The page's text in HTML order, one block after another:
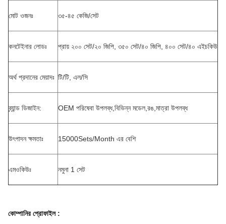
মোট ওজনঃ ৩৫-৪৫ কেজি/সেট
কনটেইনার লোডঃ প্রায় ২০০ সেট/২০ জিপি, ৩৫০ সেট/৪০ জিপি, ৪০০ সেট/৪০ এইচকিউ
অর্থ প্রদানের মেয়াদঃ টি/টি, এল/সি
ব্র্যান্ড ডিজাইন: OEM পরিষেবা উপলব্ধ,বিভিন্ন মডেল,রঙ,মাত্রা উপলব্ধ
উৎপাদন ক্ষমতাঃ 15000Sets/Month এর বেশি
এমওকিউঃ নমুনা 1 সেট
কোম্পানির প্রোফাইল :